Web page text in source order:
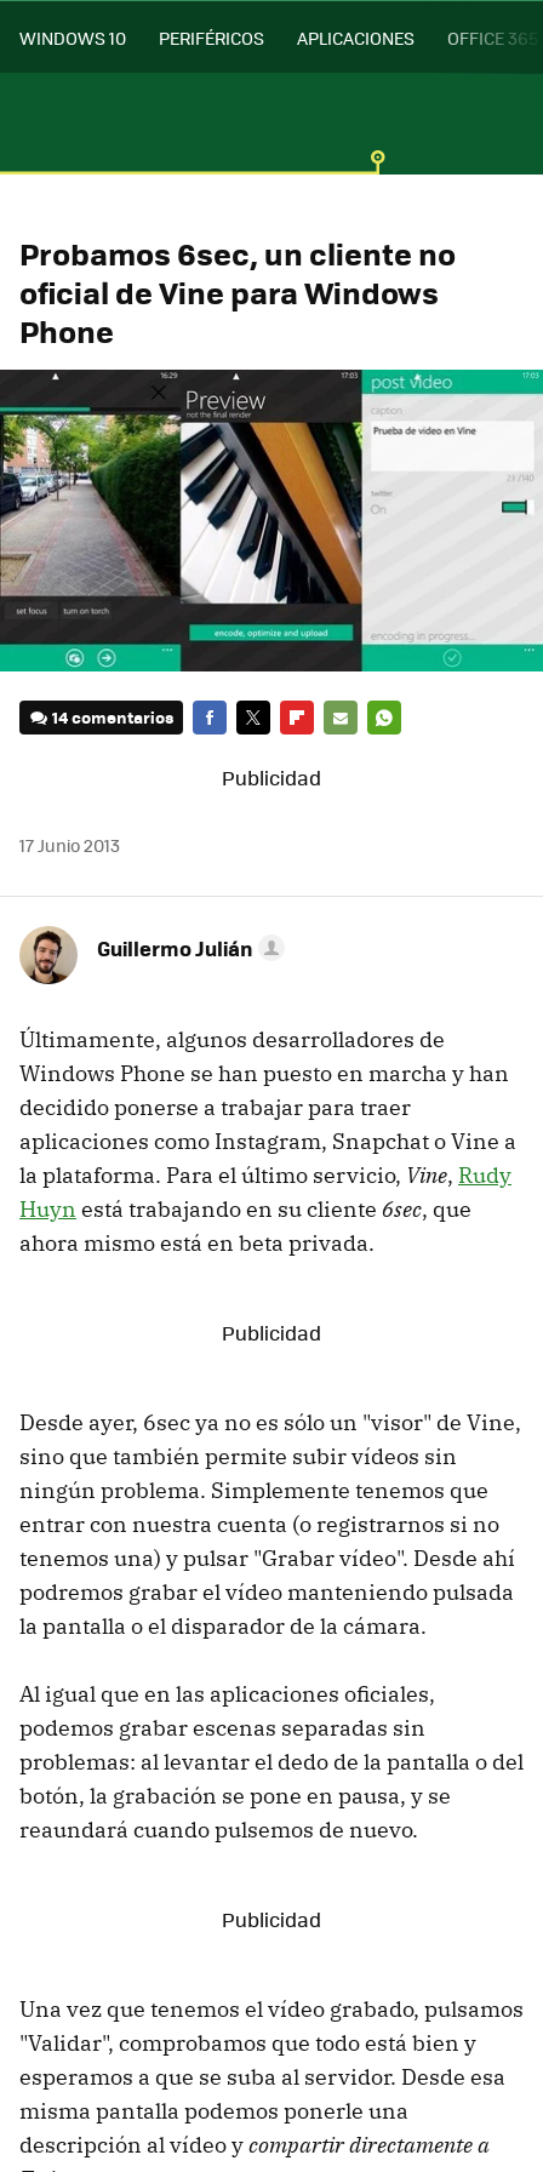
WINDOWS 10 PERIFÉRICOS APLICACIONES OFFICE 365
Probamos 6sec, un cliente no
oficial de Vine para Windows
Phone
14 comentarios
17 Junio 2013
Guillermo Julián
Últimamente, algunos desarrolladores de
Windows Phone se han puesto en marcha y han
decidido ponerse a trabajar para traer
aplicaciones como Instagram, Snapchat o Vine a
la plataforma. Para el último servicio, Vine, Rudy
Huyn está trabajando en su cliente 6sec, que
ahora mismo está en beta privada.
Desde ayer, 6sec ya no es sólo un "visor" de Vine,
sino que también permite subir vídeos sin
ningún problema. Simplemente tenemos que
entrar con nuestra cuenta (o registrarnos si no
tenemos una) y pulsar "Grabar vídeo". Desde ahí
podremos grabar el vídeo manteniendo pulsada
la pantalla o el disparador de la cámara.
Al igual que en las aplicaciones oficiales,
podemos grabar escenas separadas sin
problemas: al levantar el dedo de la pantalla o del
botón, la grabación se pone en pausa, y se
reaundará cuando pulsemos de nuevo.
Una vez que tenemos el vídeo grabado, pulsamos
"Validar", comprobamos que todo está bien y
esperamos a que se suba al servidor. Desde esa
misma pantalla podemos ponerle una
descripción al vídeo ycompartir directamente a